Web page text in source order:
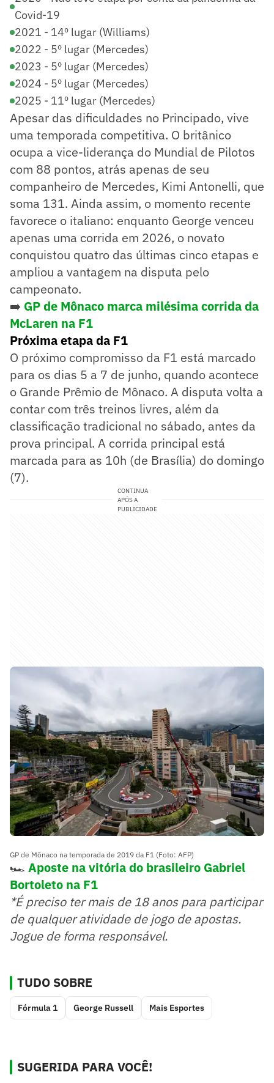
Covid-19
2021 - 14º lugar (Williams)
2022 - 5º lugar (Mercedes)
2023 - 5º lugar (Mercedes)
2024 - 5º lugar (Mercedes)
2025 - 11º lugar (Mercedes)
Apesar das dificuldades no Principado, vive
uma temporada competitiva. O britânico
ocupa a vice-liderança do Mundial de Pilotos
com 88 pontos, atrás apenas de seu
companheiro de Mercedes, Kimi Antonelli, que
soma 131. Ainda assim, o momento recente
favorece o italiano: enquanto George venceu
apenas uma corrida em 2026, o novato
conquistou quatro das últimas cinco etapas e
ampliou a vantagem na disputa pelo
campeonato.
➡️ GP de Mônaco marca milésima corrida da
McLaren na F1
Próxima etapa da F1
O próximo compromisso da F1 está marcado
para os dias 5 a 7 de junho, quando acontece
o Grande Prêmio de Mônaco. A disputa volta a
contar com três treinos livres, além da
classificação tradicional no sábado, antes da
prova principal. A corrida principal está
marcada para as 10h (de Brasília) do domingo
(7).
CONTINUA
APÓS A
PUBLICIDADE
GP de Mônaco na temporada de 2019 da F1 (Foto: AFP)
🏎️ Aposte na vitória do brasileiro Gabriel
Bortoleto na F1
*É preciso ter mais de 18 anos para participar
de qualquer atividade de jogo de apostas.
Jogue de forma responsável.
TUDO SOBRE
Fórmula 1 George Russell Mais Esportes
SUGERIDA PARA VOCÊ!